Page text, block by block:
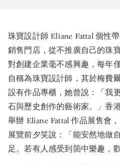
珠寶設計師 Eliane Fattal 個性
銷售門店，從不推廣自己的珠
對創建企業毫不感興趣，每年
自稱為珠寶設計師，其於梅費
設有作品專櫃，她曾說：「我
石與歷史創作的藝術家。」香
舉辦 Eliane Fattal 作品展售會
展覽前夕笑說：「能安然地做
足。若有人感受到箇中樂趣，